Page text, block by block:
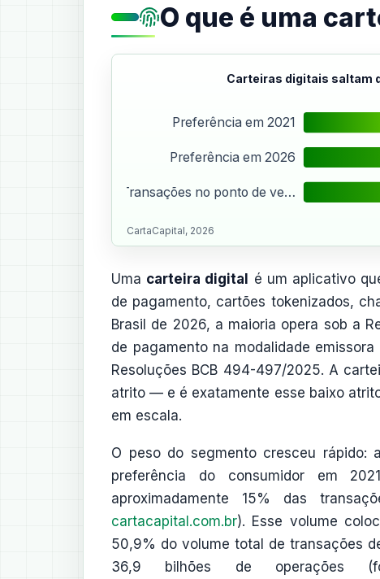
O que é uma
Carteiras digitais saltam
Preferência em 2021
Preferência em 2026
Transações no ponto de ve…
CartaCapital, 2026
Uma carteira digital
é um aplicativo
de pagamento, cartões tokenizados,
Brasil de 2026, a maioria opera sob a
de pagamento na modalidade
Resoluções BCB 494-497/2025. A
atrito — e é exatamente esse baixo
em escala.
O peso do segmento cresceu
preferência do consumidor em
aproximadamente 15% das
cartacapital.com.br). Esse volume
50,9% do volume total de transações
36,9 bilhões de operações